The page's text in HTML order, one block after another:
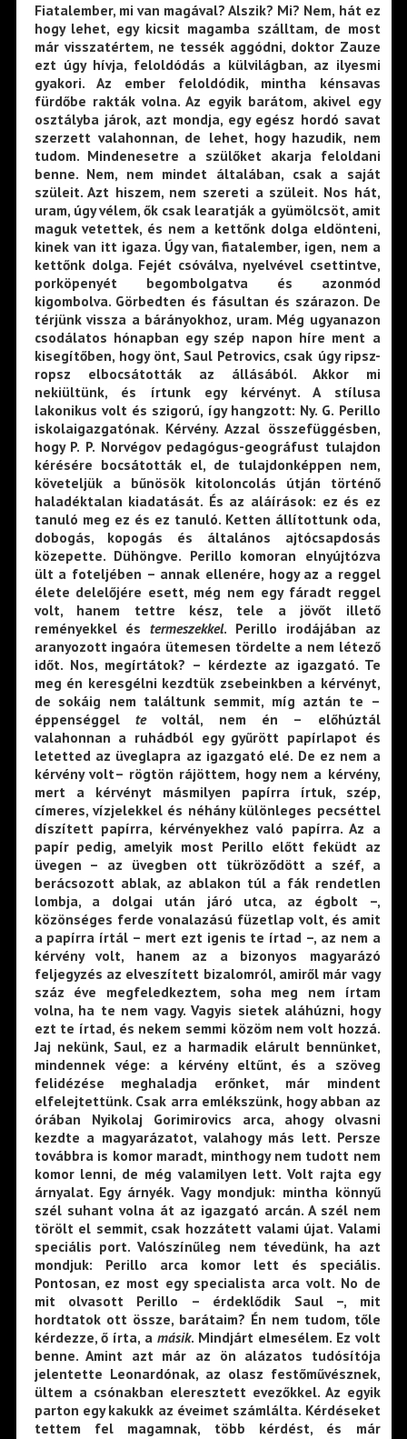
Fiatalember, mi van magával? Alszik? Mi? Nem, hát ez
hogy lehet, egy kicsit magamba szálltam, de most
már visszatértem, ne tessék aggódni, doktor Zauze
ezt úgy hívja, feloldódás a külvilágban, az ilyesmi
gyakori. Az ember feloldódik, mintha kénsavas
fürdőbe rakták volna. Az egyik barátom, akivel egy
osztályba járok, azt mondja, egy egész hordó savat
szerzett valahonnan, de lehet, hogy hazudik, nem
tudom. Mindenesetre a szülőket akarja feloldani
benne. Nem, nem mindet általában, csak a saját
szüleit. Azt hiszem, nem szereti a szüleit. Nos hát,
uram, úgy vélem, ők csak learatják a gyümölcsöt, amit
maguk vetettek, és nem a kettőnk dolga eldönteni,
kinek van itt igaza. Úgy van, fiatalember, igen, nem a
kettőnk dolga. Fejét csóválva, nyelvével csettintve,
porköpenyét begombolgatva és azonmód
kigombolva. Görbedten és fásultan és szárazon. De
térjünk vissza a bárányokhoz, uram. Még ugyanazon
csodálatos hónapban egy szép napon híre ment a
kisegítőben, hogy önt, Saul Petrovics, csak úgy ripsz-
ropsz elbocsátották az állásából. Akkor mi
nekiültünk, és írtunk egy kérvényt. A stílusa
lakonikus volt és szigorú, így hangzott: Ny. G. Perillo
iskolaigazgatónak. Kérvény. Azzal összefüggésben,
hogy P. P. Norvégov pedagógus-geográfust tulajdon
kérésére bocsátották el, de tulajdonképpen nem,
követeljük a bűnösök kitoloncolás útján történő
haladéktalan kiadatását. És az aláírások: ez és ez
tanuló meg ez és ez tanuló. Ketten állítottunk oda,
dobogás, kopogás és általános ajtócsapdosás
közepette. Dühöngve. Perillo komoran elnyújtózva
ült a foteljében – annak ellenére, hogy az a reggel
élete delelőjére esett, még nem egy fáradt reggel
volt, hanem tettre kész, tele a jövőt illető
reményekkel éstermeszekkel. Perillo irodájában az
aranyozott ingaóra ütemesen tördelte a nem létező
időt. Nos, megírtátok? – kérdezte az igazgató. Te
meg én keresgélni kezdtük zsebeinkben a kérvényt,
de sokáig nem találtunk semmit, míg aztán te –
éppenséggel tevoltál, nem én – előhúztál
valahonnan a ruhádból egy gyűrött papírlapot és
letetted az üveglapra az igazgató elé. De ez nem a
kérvény volt– rögtön rájöttem, hogy nem a kérvény,
mert a kérvényt másmilyen papírra írtuk, szép,
címeres, vízjelekkel és néhány különleges pecséttel
díszített papírra, kérvényekhez való papírra. Az a
papír pedig, amelyik most Perillo előtt feküdt az
üvegen – az üvegben ott tükröződött a széf, a
berácsozott ablak, az ablakon túl a fák rendetlen
lombja, a dolgai után járó utca, az égbolt –,
közönséges ferde vonalazású füzetlap volt, és amit
a papírra írtál – mert ezt igenis te írtad –, az nem a
kérvény volt, hanem az a bizonyos magyarázó
feljegyzés az elveszített bizalomról, amiről már vagy
száz éve megfeledkeztem, soha meg nem írtam
volna, ha te nem vagy. Vagyis sietek aláhúzni, hogy
ezt te írtad, és nekem semmi közöm nem volt hozzá.
Jaj nekünk, Saul, ez a harmadik elárult bennünket,
mindennek vége: a kérvény eltűnt, és a szöveg
felidézése meghaladja erőnket, már mindent
elfelejtettünk. Csak arra emlékszünk, hogy abban az
órában Nyikolaj Gorimirovics arca, ahogy olvasni
kezdte a magyarázatot, valahogy más lett. Persze
továbbra is komor maradt, minthogy nem tudott nem
komor lenni, de még valamilyen lett. Volt rajta egy
árnyalat. Egy árnyék. Vagy mondjuk: mintha könnyű
szél suhant volna át az igazgató arcán. A szél nem
törölt el semmit, csak hozzátett valami újat. Valami
speciális port. Valószínűleg nem tévedünk, ha azt
mondjuk: Perillo arca komor lett és speciális.
Pontosan, ez most egy specialista arca volt. No de
mit olvasott Perillo – érdeklődik Saul –, mit
hordtatok ott össze, barátaim? Én nem tudom, tőle
kérdezze, ő írta, amásik. Mindjárt elmesélem. Ez volt
benne. Amint azt már az ön alázatos tudósítója
jelentette Leonardónak, az olasz festőművésznek,
ültem a csónakban eleresztett evezőkkel. Az egyik
parton egy kakukk az éveimet számlálta. Kérdéseket
tettem fel magamnak, több kérdést, és már